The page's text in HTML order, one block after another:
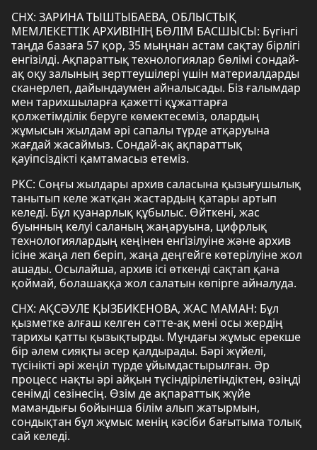
СНХ: ЗАРИНА ТЫШТЫБАЕВА, ОБЛЫСТЫҚ
МЕМЛЕКЕТТІК АРХИВІНІҢ БӨЛІМ БАСШЫСЫ: Бүгінгі
таңда базаға 57 қор, 35 мыңнан астам сақтау бірлігі
енгізілді. Ақпараттық технологиялар бөлімі сондай-
ақ оқу залының зерттеушілері үшін материалдарды
сканерлеп, дайындаумен айналысады. Біз ғалымдар
мен тарихшыларға қажетті құжаттарға
қолжетімділік беруге көмектесеміз, олардың
жұмысын жылдам әрі сапалы түрде атқаруына
жағдай жасаймыз. Сондай-ақ ақпараттық
қауіпсіздікті қамтамасыз етеміз.
РКС: Соңғы жылдары архив саласына қызығушылық
танытып келе жатқан жастардың қатары артып
келеді. Бұл қуанарлық құбылыс. Өйткені, жас
буынның келуі саланың жаңаруына, цифрлық
технологиялардың кеңінен енгізілуіне және архив
ісіне жаңа леп беріп, жаңа деңгейге көтерілуіне жол
ашады. Осылайша, архив ісі өткенді сақтап қана
қоймай, болашаққа жол салатын көпірге айналуда.
СНХ: АҚСӘУЛЕ ҚЫЗБИКЕНОВА, ЖАС МАМАН: Бұл
қызметке алғаш келген сәтте-ақ мені осы жердің
тарихы қатты қызықтырды. Мұндағы жұмыс ерекше
бір әлем сияқты әсер қалдырады. Бәрі жүйелі,
түсінікті әрі жеңіл түрде ұйымдастырылған. Әр
процесс нақты әрі айқын түсіндірілетіндіктен, өзіңді
сенімді сезінесің. Өзім де ақпараттық жүйе
мамандығы бойынша білім алып жатырмын,
сондықтан бұл жұмыс менің кәсіби бағытыма толық
сай келеді.